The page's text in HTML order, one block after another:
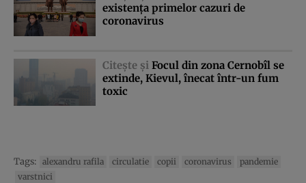
existenţa primelor cazuri de
coronavirus
Citeşte şi Focul din zona Cernobîl se
extinde, Kievul, înecat într-un fum
toxic
Tags: alexandru rafila circulatie copii coronavirus
pandemie
varstnici